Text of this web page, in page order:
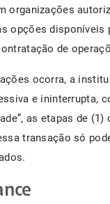
organizações
opções disponíveis
de
ocorra, a
e ininterrupta,
as etapas de
transação só